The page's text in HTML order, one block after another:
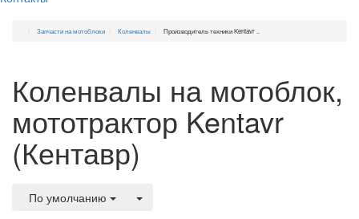
Запчасти на мотоблоки Коленвалы Производитель техники Kentavr ..
Коленвалы на мотоблок,
мототрактор Kentavr
(Кентавр)
По умолчанию